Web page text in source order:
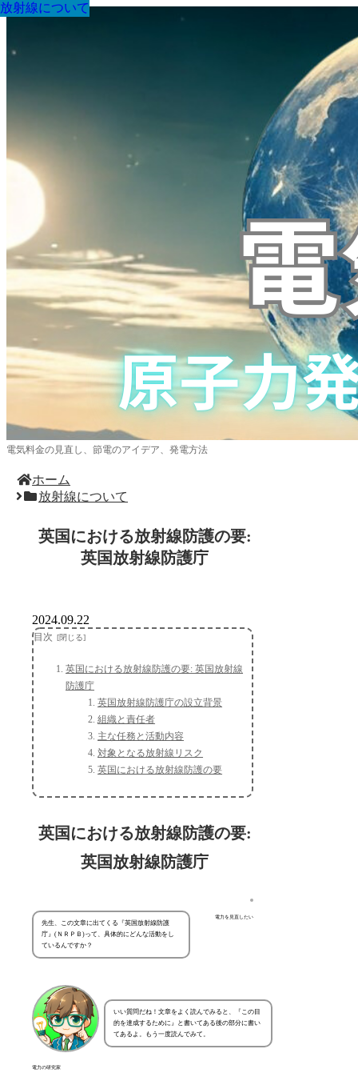
電気料金の見直し、節電のアイデア、発電方法
ホーム
放射線について
英国における放射線防護の要:
英国放射線防護庁
放射線について
2024.09.22
目次
英国における放射線防護の要: 英国放射線
防護庁
英国放射線防護庁の設立背景
組織と責任者
主な任務と活動内容
対象となる放射線リスク
英国における放射線防護の要
英国における放射線防護の要:
英国放射線防護庁
電力を見直したい
先生、この文章に出てくる『英国放射線防護
庁』(ＮＲＰＢ)って、具体的にどんな活動をし
ているんですか？
電力の研究家
いい質問だね！文章をよく読んでみると、『この目
的を達成するために』と書いてある後の部分に書い
てあるよ。もう一度読んでみて。
放射線について
放射線について
放射線について
放射線について
放射線について
放射線について
放射線について
放射線について